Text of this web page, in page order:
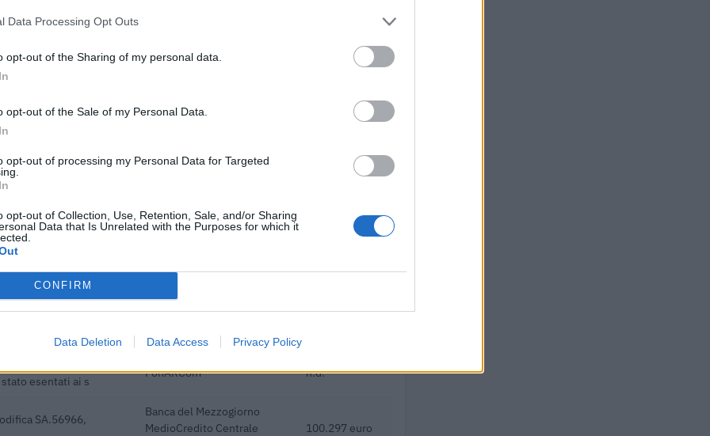
Data Processing Opt Outs
opt-out of the Sharing of my personal data.
opt-out of the Sale of my Personal Data.
opt-out of processing my Personal Data for Targeted
opt-out of Collection, Use, Retention, Sale, and/or Sharing
Data that Is Unrelated with the Purposes for which it
CONFIRM
Data Deletion Data Access Privacy Policy
forte consumo di
CSEA
privi di
sociale per l'im
per la formazione
esentati ai s
FonARCom 2.810 euro
tessile, della
Agenzia delle Entrate 137.442 euro
per la formazione
esentati ai s
imprese a media
Banca del Mezzogiorno
S.p.A.
per la formazione
esentati ai s
FonARCom n.d.
SA.56966,
Banca del Mezzogiorno
MedioCredito Centrale
100.297 euro